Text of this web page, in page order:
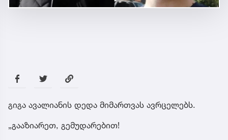
გიგა ავალიანის დედა მიმართვას ავრცელებს.
„გააზიარეთ, გემუდარებით!